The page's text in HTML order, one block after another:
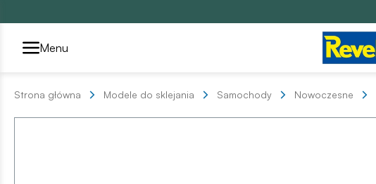
Przełącznik segmentów2
Menu
Strona główna Modele do sklejania Samochody Nowoczesne